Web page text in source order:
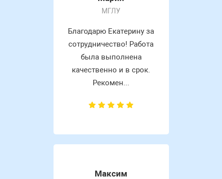
МГЛУ
Благодарю Екатерину за
сотрудничество! Работа
была выполнена
качественно и в срок.
Рекомен...
Максим